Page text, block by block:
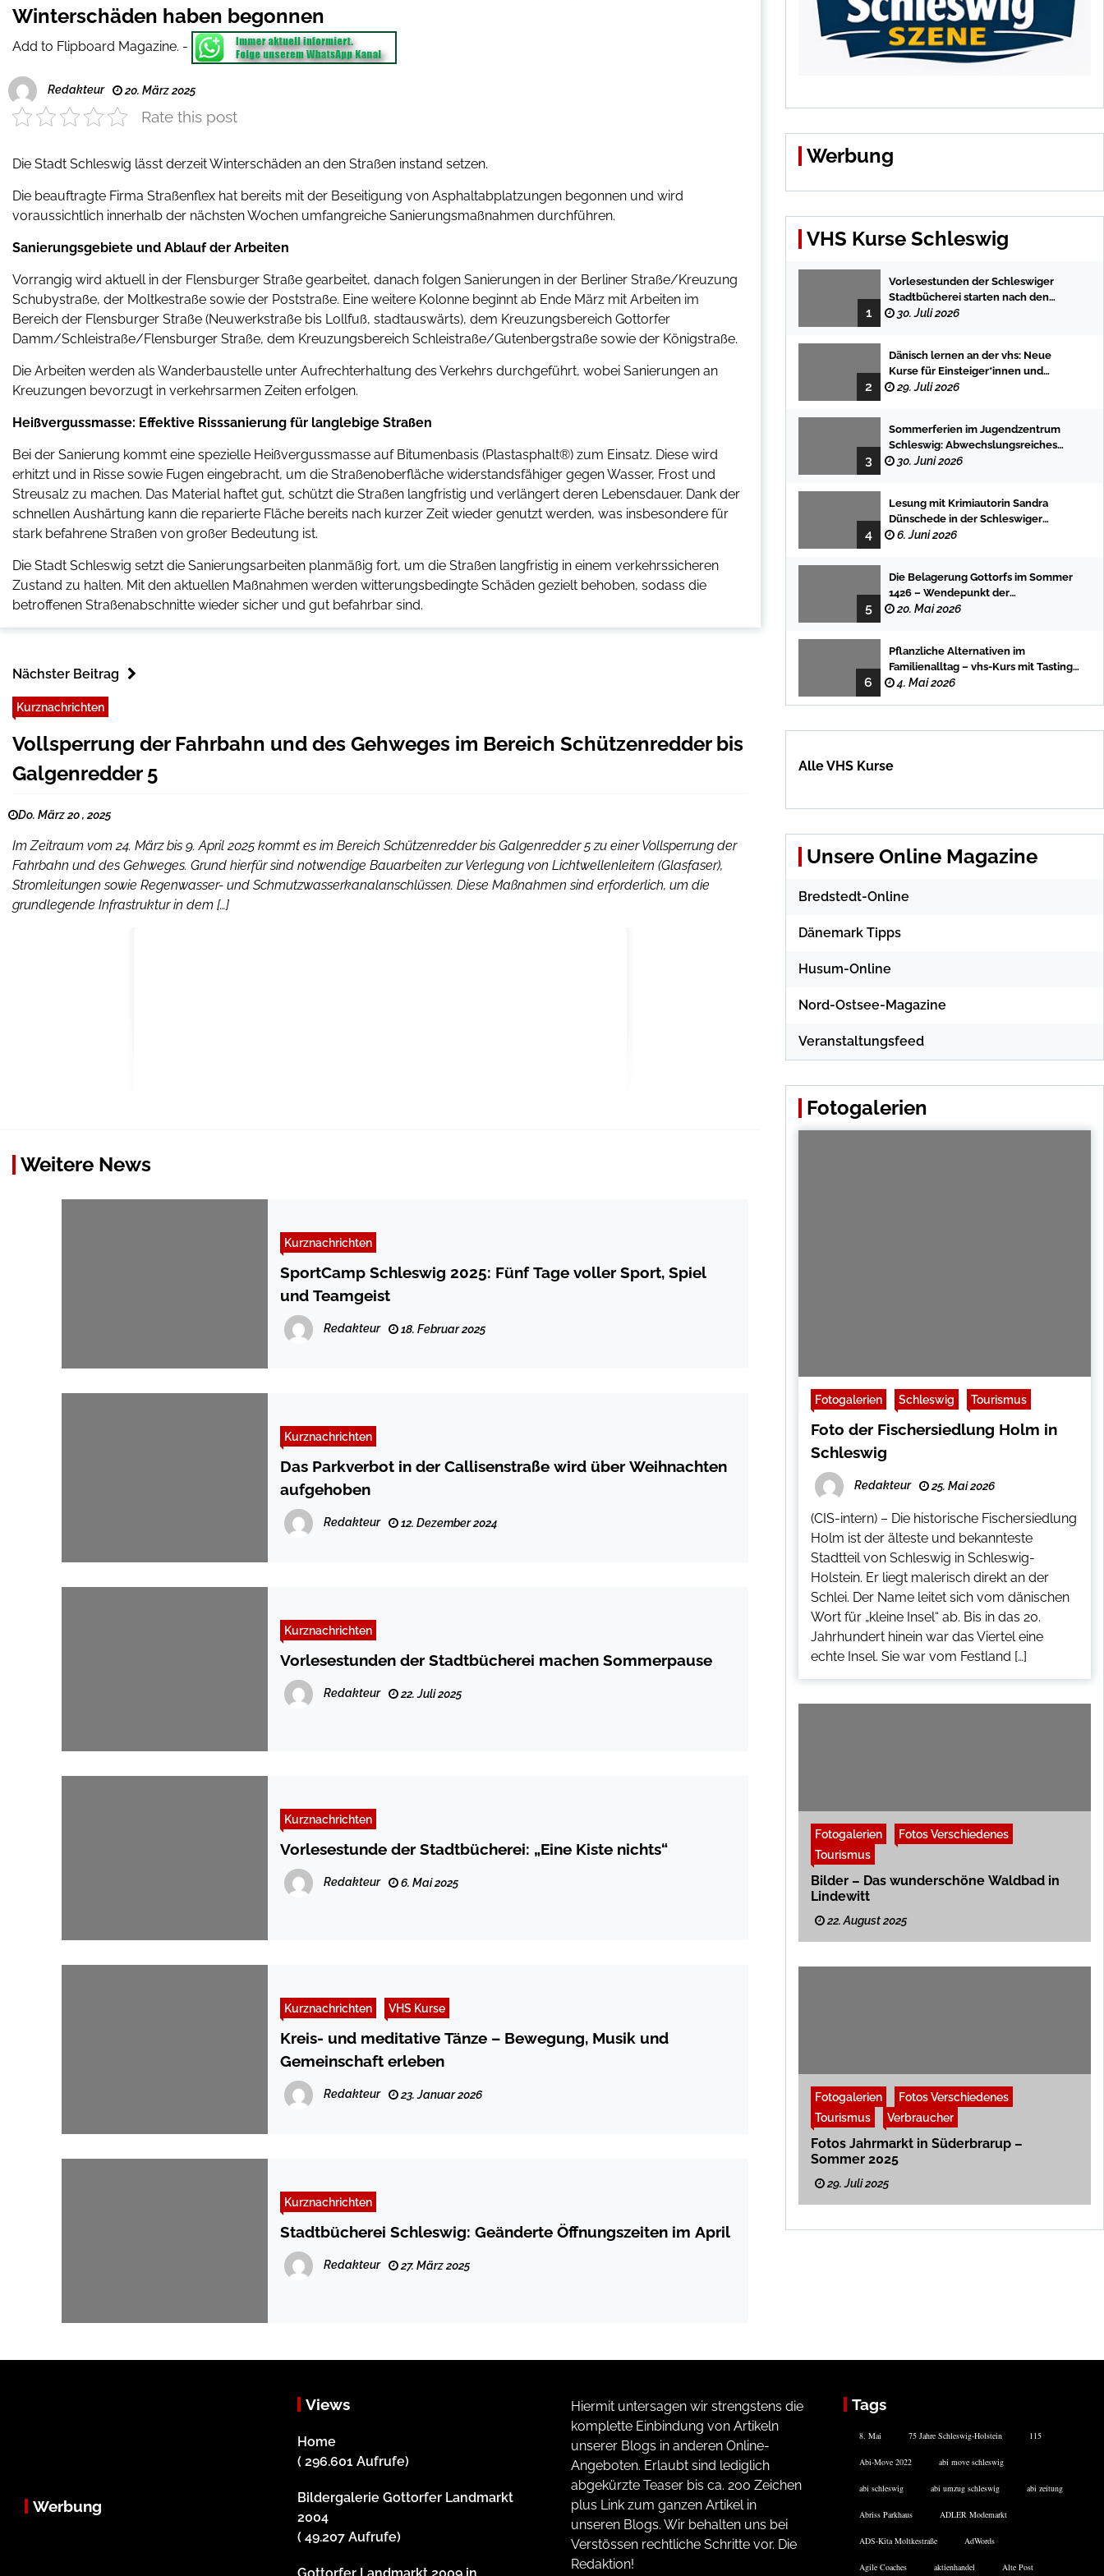
Winterschäden haben begonnen
Add to Flipboard Magazine. -
Redakteur 20. März 2025
Rate this post
Die Stadt Schleswig lässt derzeit Winterschäden an den Straßen instand setzen.
Die beauftragte Firma Straßenflex hat bereits mit der Beseitigung von Asphaltabplatzungen begonnen und wird
voraussichtlich innerhalb der nächsten Wochen umfangreiche Sanierungsmaßnahmen durchführen.
Sanierungsgebiete und Ablauf der Arbeiten
Vorrangig wird aktuell in der Flensburger Straße gearbeitet, danach folgen Sanierungen in der Berliner Straße/Kreuzung
Schubystraße, der Moltkestraße sowie der Poststraße. Eine weitere Kolonne beginnt ab Ende März mit Arbeiten im
Bereich der Flensburger Straße (Neuwerkstraße bis Lollfuß, stadtauswärts), dem Kreuzungsbereich Gottorfer
Damm/Schleistraße/Flensburger Straße, dem Kreuzungsbereich Schleistraße/Gutenbergstraße sowie der Königstraße.
Die Arbeiten werden als Wanderbaustelle unter Aufrechterhaltung des Verkehrs durchgeführt, wobei Sanierungen an
Kreuzungen bevorzugt in verkehrsarmen Zeiten erfolgen.
Heißvergussmasse: Effektive Risssanierung für langlebige Straßen
Bei der Sanierung kommt eine spezielle Heißvergussmasse auf Bitumenbasis (Plastasphalt®) zum Einsatz. Diese wird
erhitzt und in Risse sowie Fugen eingebracht, um die Straßenoberfläche widerstandsfähiger gegen Wasser, Frost und
Streusalz zu machen. Das Material haftet gut, schützt die Straßen langfristig und verlängert deren Lebensdauer. Dank der
schnellen Aushärtung kann die reparierte Fläche bereits nach kurzer Zeit wieder genutzt werden, was insbesondere für
stark befahrene Straßen von großer Bedeutung ist.
Die Stadt Schleswig setzt die Sanierungsarbeiten planmäßig fort, um die Straßen langfristig in einem verkehrssicheren
Zustand zu halten. Mit den aktuellen Maßnahmen werden witterungsbedingte Schäden gezielt behoben, sodass die
betroffenen Straßenabschnitte wieder sicher und gut befahrbar sind.
Nächster Beitrag
Kurznachrichten
Vollsperrung der Fahrbahn und des Gehweges im Bereich Schützenredder bis
Galgenredder 5
Do. März 20 , 2025
Im Zeitraum vom 24. März bis 9. April 2025 kommt es im Bereich Schützenredder bis Galgenredder 5 zu einer Vollsperrung der
Fahrbahn und des Gehweges. Grund hierfür sind notwendige Bauarbeiten zur Verlegung von Lichtwellenleitern (Glasfaser),
Stromleitungen sowie Regenwasser- und Schmutzwasserkanalanschlüssen. Diese Maßnahmen sind erforderlich, um die
grundlegende Infrastruktur in dem […]
Weitere News
Kurznachrichten
SportCamp Schleswig 2025: Fünf Tage voller Sport, Spiel
und Teamgeist
Redakteur 18. Februar 2025
Kurznachrichten
Das Parkverbot in der Callisenstraße wird über Weihnachten
aufgehoben
Redakteur 12. Dezember 2024
Kurznachrichten
Vorlesestunden der Stadtbücherei machen Sommerpause
Redakteur 22. Juli 2025
Kurznachrichten
Vorlesestunde der Stadtbücherei: „Eine Kiste nichts“
Redakteur 6. Mai 2025
Kurznachrichten VHS Kurse
Kreis- und meditative Tänze – Bewegung, Musik und
Gemeinschaft erleben
Redakteur 23. Januar 2026
Kurznachrichten
Stadtbücherei Schleswig: Geänderte Öffnungszeiten im April
Redakteur 27. März 2025
Werbung
VHS Kurse Schleswig
1
Vorlesestunden der Schleswiger
Stadtbücherei starten nach den
Sommerferien mit spannenden
30. Juli 2026
2
Dänisch lernen an der vhs: Neue
Kurse für Einsteiger*innen und
Fortgeschrittene
29. Juli 2026
3
Sommerferien im Jugendzentrum
Schleswig: Abwechslungsreiches
Programm für Kinder und Jugendliche
30. Juni 2026
4
Lesung mit Krimiautorin Sandra
Dünschede in der Schleswiger
Stadtbücherei
6. Juni 2026
5
Die Belagerung Gottorfs im Sommer
1426 – Wendepunkt der
Landesgeschichte
20. Mai 2026
6
Pflanzliche Alternativen im
Familienalltag – vhs-Kurs mit Tasting
und einfachen DIY-Rezepten
4. Mai 2026
Alle VHS Kurse
Unsere Online Magazine
Bredstedt-Online
Dänemark Tipps
Husum-Online
Nord-Ostsee-Magazine
Veranstaltungsfeed
Fotogalerien
Fotogalerien Schleswig Tourismus
Foto der Fischersiedlung Holm in
Schleswig
Redakteur 25. Mai 2026
(CIS-intern) – Die historische Fischersiedlung
Holm ist der älteste und bekannteste
Stadtteil von Schleswig in Schleswig-
Holstein. Er liegt malerisch direkt an der
Schlei. Der Name leitet sich vom dänischen
Wort für „kleine Insel“ ab. Bis in das 20.
Jahrhundert hinein war das Viertel eine
echte Insel. Sie war vom Festland […]
Fotogalerien
Fotos Verschiedenes
Tourismus
Bilder – Das wunderschöne Waldbad in
Lindewitt
22. August 2025
Fotogalerien
Fotos Verschiedenes
Tourismus
Verbraucher
Fotos Jahrmarkt in Süderbrarup –
Sommer 2025
29. Juli 2025
Werbung
Views
Home
( 296.601 Aufrufe)
Bildergalerie Gottorfer Landmarkt
2004
( 49.207 Aufrufe)
Hiermit untersagen wir strengstens die
komplette Einbindung von Artikeln
unserer Blogs in anderen Online-
Angeboten. Erlaubt sind lediglich
abgekürzte Teaser bis ca. 200 Zeichen
plus Link zum ganzen Artikel in
unseren Blogs. Wir behalten uns bei
Verstössen rechtliche Schritte vor. Die
Redaktion!
Tags
8. Mai 75 Jahre Schleswig-Holstein 115
Abi-Move 2022 abi move schleswig
abi schleswig abi umzug schleswig abi zeitung
Abriss Parkhaus ADLER Modemarkt
ADS-Kita Moltkestraße AdWords
Agile Coaches aktienhandel Alte Post